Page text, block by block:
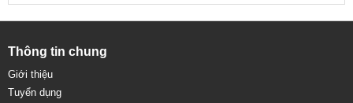
Thông tin chung
Giới thiệu
Tuyển dụng